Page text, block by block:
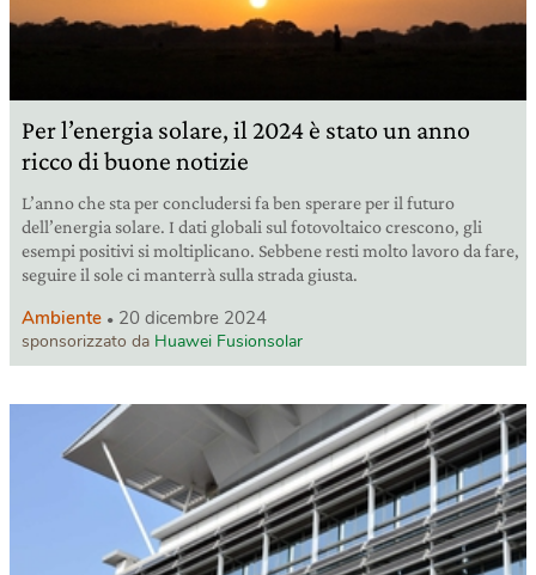
Per l’energia solare, il 2024 è stato un anno
ricco di buone notizie
L’anno che sta per concludersi fa ben sperare per il futuro
dell’energia solare. I dati globali sul fotovoltaico crescono, gli
esempi positivi si moltiplicano. Sebbene resti molto lavoro da fare,
seguire il sole ci manterrà sulla strada giusta.
Ambiente 20 dicembre 2024
sponsorizzato da Huawei Fusionsolar